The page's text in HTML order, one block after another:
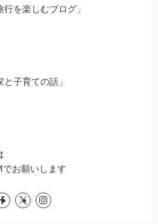
行を楽しむブログ」
と子育ての話」
でお願いします